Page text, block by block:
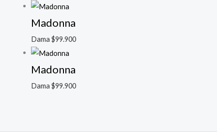
Madonna
Dama $99.900
Madonna
Dama $99.900